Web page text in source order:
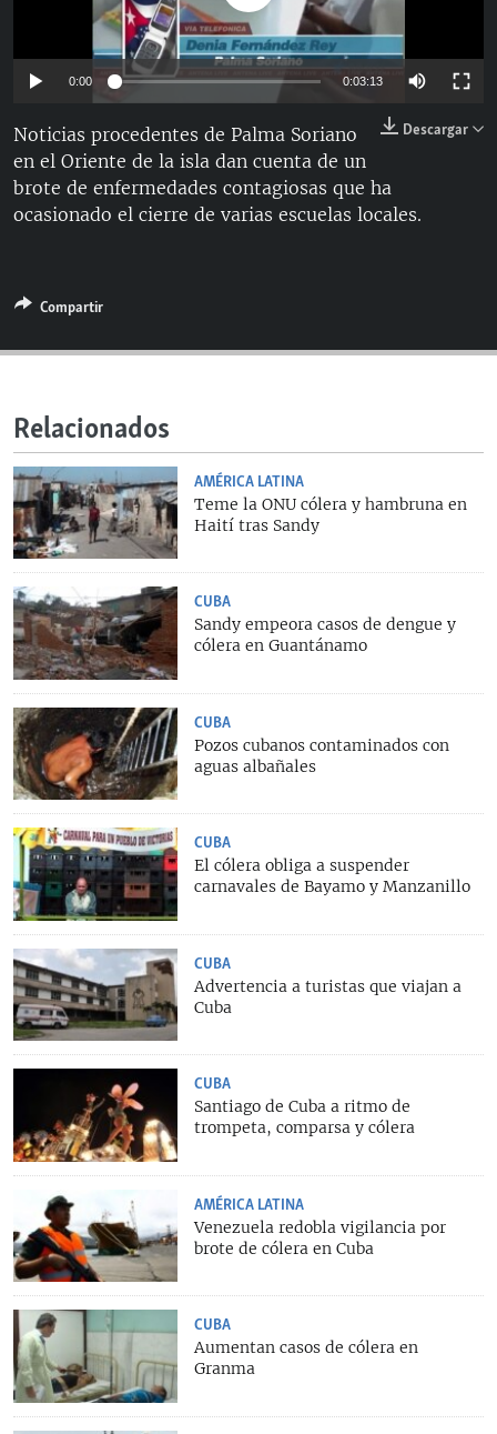
RADIO MARTÍ
ESPECIALES
LA REALIDAD DE LA VIVIENDA EN CUBA
SER VIEJO EN CUBA
KENTU-CUBANO
DESINFORMACIÓN RUSA EN AMÉRICA LATINA
MULTIMEDIA
EDITORIALES
SÍGUENOS
0:00 0:03:13
Descargar
Noticias procedentes de Palma Soriano
en el Oriente de la isla dan cuenta de un
brote de enfermedades contagiosas que ha
ocasionado el cierre de varias escuelas locales.
Compartir
Relacionados
AMÉRICA LATINA
Teme la ONU cólera y hambruna en
Haití tras Sandy
CUBA
Sandy empeora casos de dengue y
cólera en Guantánamo
CUBA
Pozos cubanos contaminados con
aguas albañales
CUBA
El cólera obliga a suspender
carnavales de Bayamo y Manzanillo
CUBA
Advertencia a turistas que viajan a
Cuba
CUBA
Santiago de Cuba a ritmo de
trompeta, comparsa y cólera
AMÉRICA LATINA
Venezuela redobla vigilancia por
brote de cólera en Cuba
CUBA
Aumentan casos de cólera en
Granma